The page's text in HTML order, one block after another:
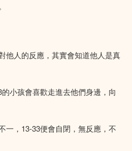
他人的反應，其實會知道他人是真
小孩會喜歡走進去他們身邊，向
一，13-33便會自閉，無反應，不